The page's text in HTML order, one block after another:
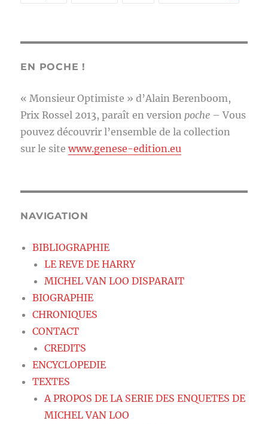
EN POCHE !
« Monsieur Optimiste » d’Alain Berenboom,
Prix Rossel 2013, paraît en version poche – Vous
pouvez découvrir l’ensemble de la collection
sur le sitewww.genese-edition.eu
NAVIGATION
BIBLIOGRAPHIE
LE REVE DE HARRY
MICHEL VAN LOO DISPARAIT
BIOGRAPHIE
CHRONIQUES
CONTACT
CREDITS
ENCYCLOPEDIE
TEXTES
A PROPOS DE LA SERIE DES ENQUETES DE
MICHEL VAN LOO